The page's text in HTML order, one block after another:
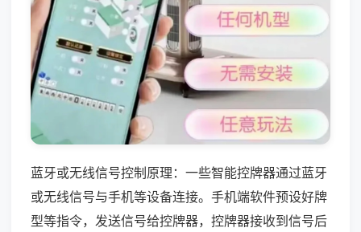
蓝牙或无线信号控制原理：一些智能控牌器通过蓝牙
或无线信号与手机等设备连接。手机端软件预设好牌
型等指令，发送信号给控牌器，控牌器接收到信号后